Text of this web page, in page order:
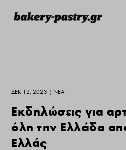
ΔΕΚ 12, 2023 | ΝΕΑ
Εκδηλώσεις για
όλη την Ελλάδα
Ελλάς